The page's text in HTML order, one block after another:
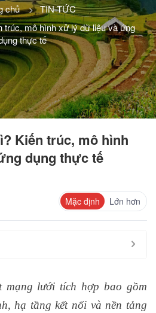
chủ
TIN TỨC
trúc, mô hình xử lý dữ liệu và ứng
thực tế
Kiến trúc, mô hình
dụng thực tế
Mặc định Lớn hơn
lưới tích hợp bao gồm
hạ tầng kết nối và nền tảng